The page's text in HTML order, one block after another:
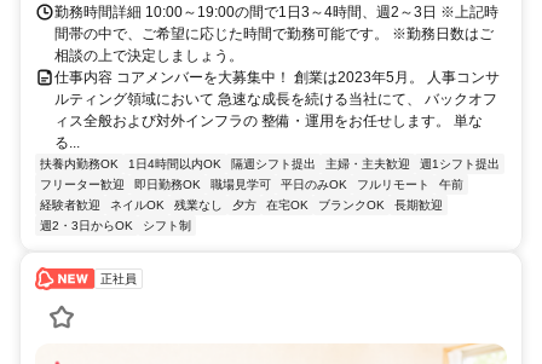
勤務時間詳細 10:00～19:00の間で1日3～4時間、週2～3日 ※上記時
間帯の中で、ご希望に応じた時間で勤務可能です。 ※勤務日数はご
相談の上で決定しましょう。
仕事内容 コアメンバーを大募集中！ 創業は2023年5月。 人事コンサ
ルティング領域において 急速な成長を続ける当社にて、 バックオフ
ィス全般および対外インフラの 整備・運用をお任せします。 単な
る...
扶養内勤務OK 1日4時間以内OK 隔週シフト提出 主婦・主夫歓迎
週1シフト提出
フリーター歓迎
即日勤務OK 職場見学可 平日のみOK フルリモート
午前
経験者歓迎
ネイルOK 残業なし 夕方 在宅OK ブランクOK
長期歓迎
週2・3日からOK
シフト制
正社員